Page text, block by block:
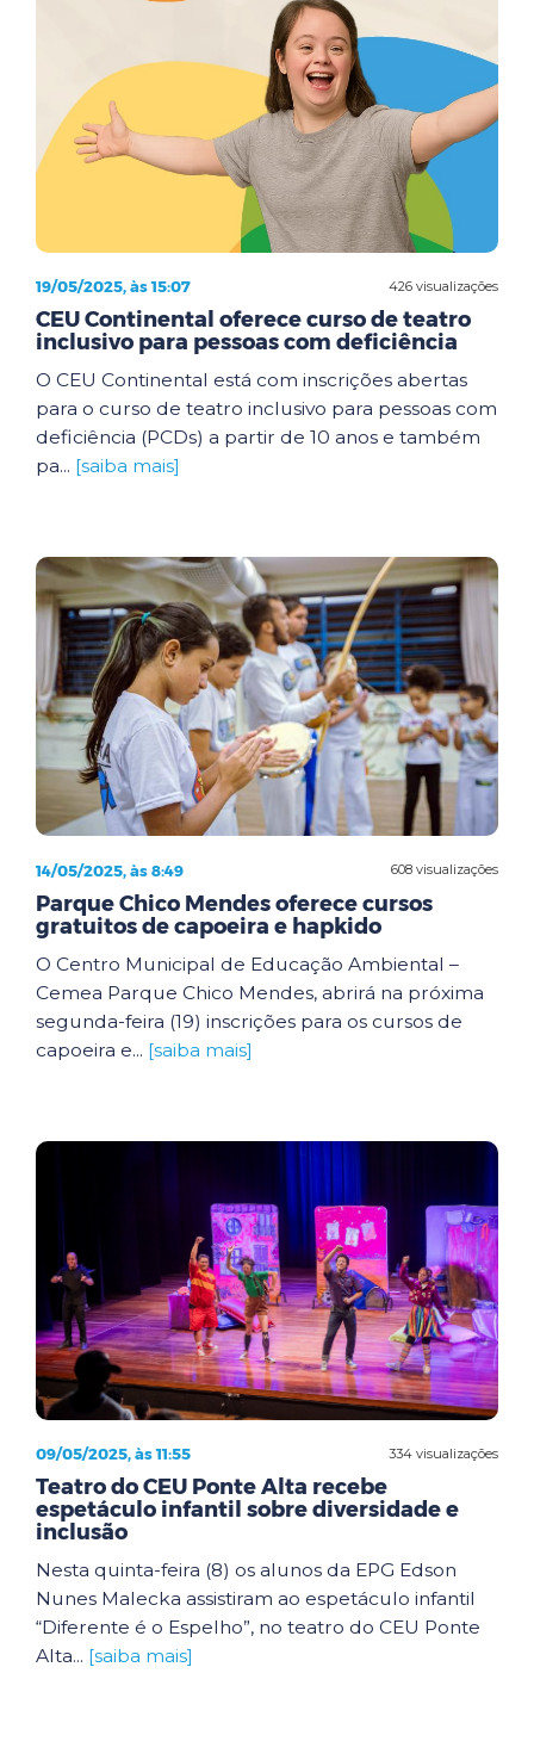
426 visualizações
19/05/2025, às 15:07
CEU Continental oferece curso de teatro
inclusivo para pessoas com deficiência
O CEU Continental está com inscrições abertas
para o curso de teatro inclusivo para pessoas com
deficiência (PCDs) a partir de 10 anos e também
pa... [saiba mais]
608 visualizações
14/05/2025, às 8:49
Parque Chico Mendes oferece cursos
gratuitos de capoeira e hapkido
O Centro Municipal de Educação Ambiental –
Cemea Parque Chico Mendes, abrirá na próxima
segunda-feira (19) inscrições para os cursos de
capoeira e... [saiba mais]
334 visualizações
09/05/2025, às 11:55
Teatro do CEU Ponte Alta recebe
espetáculo infantil sobre diversidade e
inclusão
Nesta quinta-feira (8) os alunos da EPG Edson
Nunes Malecka assistiram ao espetáculo infantil
“Diferente é o Espelho”, no teatro do CEU Ponte
Alta... [saiba mais]